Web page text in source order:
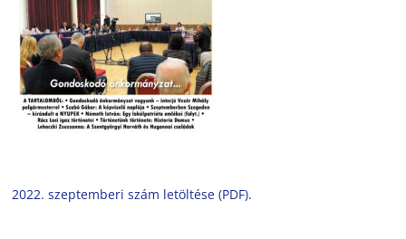
2022. szeptemberi szám letöltése (PDF).